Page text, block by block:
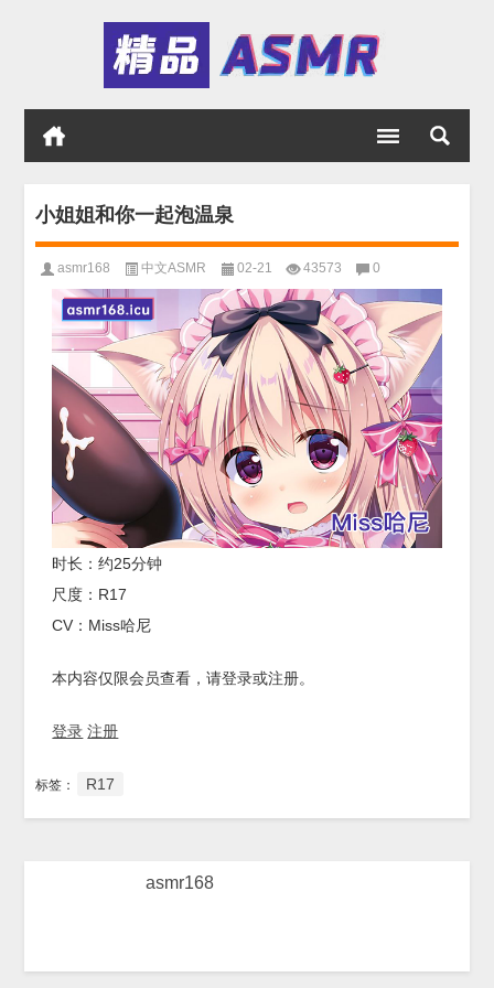
小姐姐和你一起泡温泉
asmr168 中文ASMR 02-21 43573 0
时长：约25分钟
尺度：R17
CV：Miss哈尼
本内容仅限会员查看，请登录或注册。
登录 注册
标签： R17
asmr168